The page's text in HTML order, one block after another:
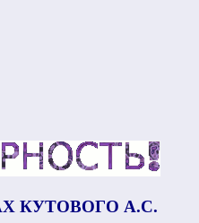
КУТОВОГО А.С.